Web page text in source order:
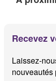
Recevez
Laissez-
nouveautés